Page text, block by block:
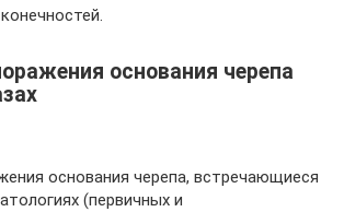
основания черепа
основания черепа, встречающиеся
(первичных и